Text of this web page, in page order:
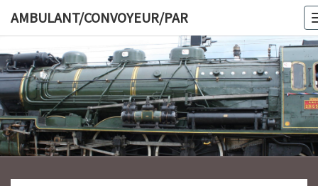
content
AMBULANT/CONVOYEUR/PAR